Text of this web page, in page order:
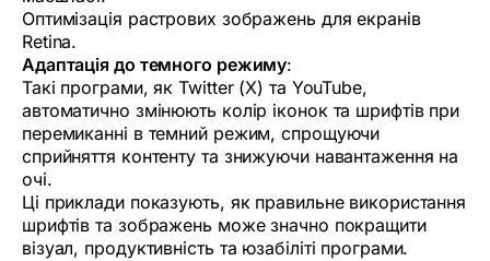
Оптимізація растрових зображень для екранів
Retina.
Адаптація до темного режиму:
Такі програми, як Twitter (X) та YouTube,
автоматично змінюють колір іконок та шрифтів при
перемиканні в темний режим, спрощуючи
сприйняття контенту та знижуючи навантаження на
очі.
Ці приклади показують, як правильне використання
шрифтів та зображень може значно покращити
візуал, продуктивність та юзабіліті програми.